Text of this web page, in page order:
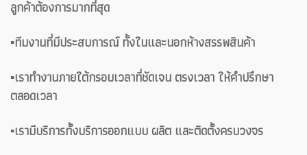
ลูกค้าต้องการมากที่สุด
▪️ทีมงานที่มีประสบการณ์ ทั้งในและนอกห้างสรรพสินค้า
▪️เราทำงานภายใต้กรอบเวลาที่ชัดเจน ตรงเวลา ให้คำปรึกษา
ตลอดเวลา
▪️เรามีบริการทั้งบริการออกแบบ ผลิต และติดตั้งครบวงจร